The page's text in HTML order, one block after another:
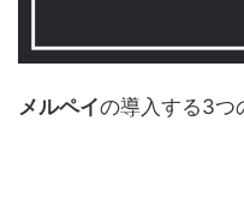
メルペイの導入する3つ